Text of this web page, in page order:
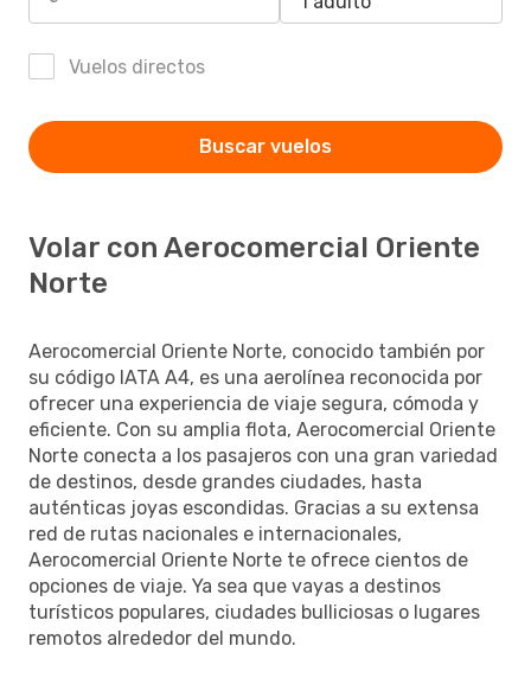
Vuelos directos
Buscar vuelos
Volar con Aerocomercial Oriente
Norte
Aerocomercial Oriente Norte, conocido también por
su código IATA A4, es una aerolínea reconocida por
ofrecer una experiencia de viaje segura, cómoda y
eficiente. Con su amplia flota, Aerocomercial Oriente
Norte conecta a los pasajeros con una gran variedad
de destinos, desde grandes ciudades, hasta
auténticas joyas escondidas. Gracias a su extensa
red de rutas nacionales e internacionales,
Aerocomercial Oriente Norte te ofrece cientos de
opciones de viaje. Ya sea que vayas a destinos
turísticos populares, ciudades bulliciosas o lugares
remotos alrededor del mundo.